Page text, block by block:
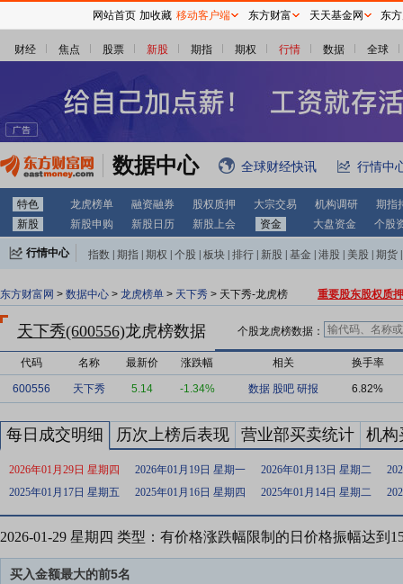
财经 焦点 股票 新股 期指 期权 行情 数据 全球
数据中心 全球财经快讯 行情中
特色 龙虎榜单 融资融券 股权质押 大宗交易 机构调研
期指
新股
新股申购 新股日历 新股上会 资金 大盘资金 个股
行情中心 指数 期指 期权 个股 板块 排行 新股 基金 港股 美股 期货
东方财富网 > 数据中心 > 龙虎榜单 > 天下秀 > 天下秀-龙虎榜 重要股东股权质
天下秀(600556)龙虎榜数据 个股龙虎榜数据：
代码 名称 最新价 涨跌幅 相关 换手率
600556 天下秀 5.14 -1.34% 数据 股吧 研报 6.82%
每日成交明细 历次上榜后表现 营业部买卖统计 机构
2026年01月29日 星期四 2026年01月19日 星期一 2026年01月13日 星期二
2025年01月17日 星期五
2025年01月16日 星期四 2025年01月14日 星期二
2026-01-29 星期四 类型：有价格涨跌幅限制的日价格振幅达到
买入金额最大的前5名
网站首页 加收藏 移动客户端 东方财富 天天基金网 东